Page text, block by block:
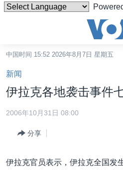
碍
链
接
转
中国
港澳
中国时间 15:52 2026年8月7日 星期五
新闻
伊拉克各地袭击事件
2006年10月31日 08:00
分享
伊拉克官员表示，伊拉克全国发